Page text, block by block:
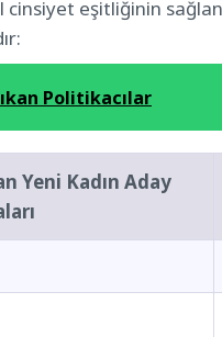
eşitliğinin
Politikacılar
Yeni Kadın Aday